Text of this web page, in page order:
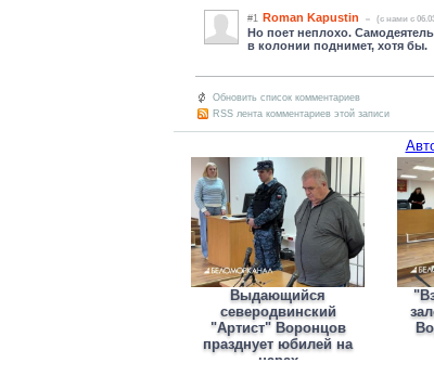
#1 Roman Kapustin (c нами с
Но поет неплохо.
в колонии поднимет, хотя бы.
Обновить список комментариев
RSS лента комментариев этой записи
Выдающийся
северодвинский
"Артист" Воронцов
празднует юбилей на
нарах